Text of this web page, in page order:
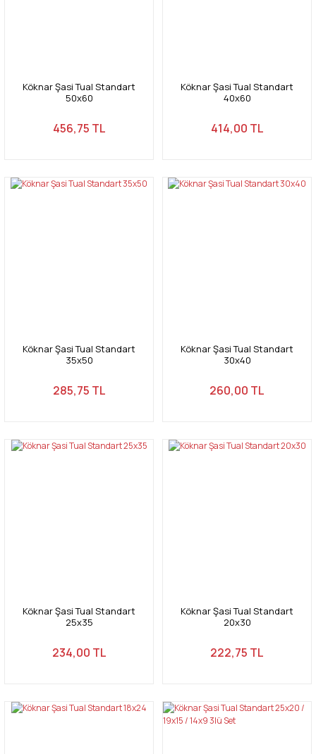
Köknar Şasi Tual Standart
50x60
456,75 TL
Köknar Şasi Tual Standart
40x60
414,00 TL
Köknar Şasi Tual Standart
35x50
285,75 TL
Köknar Şasi Tual Standart
30x40
260,00 TL
Köknar Şasi Tual Standart
25x35
234,00 TL
Köknar Şasi Tual Standart
20x30
222,75 TL